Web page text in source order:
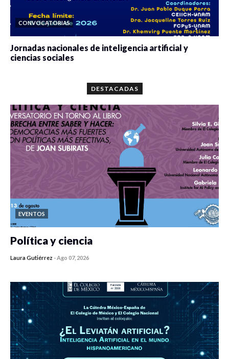
CONVOCATORIAS
Jornadas nacionales de inteligencia artificial y
ciencias sociales
DESTACADAS
EVENTOS
Política y ciencia
Laura Gutiérrez -Ago 07, 2026